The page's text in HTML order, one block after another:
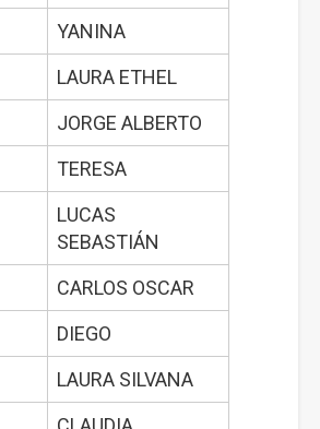
YANINA
LAURA ETHEL
JORGE ALBERTO
TERESA
LUCAS
SEBASTIÁN
CARLOS OSCAR
DIEGO
LAURA SILVANA